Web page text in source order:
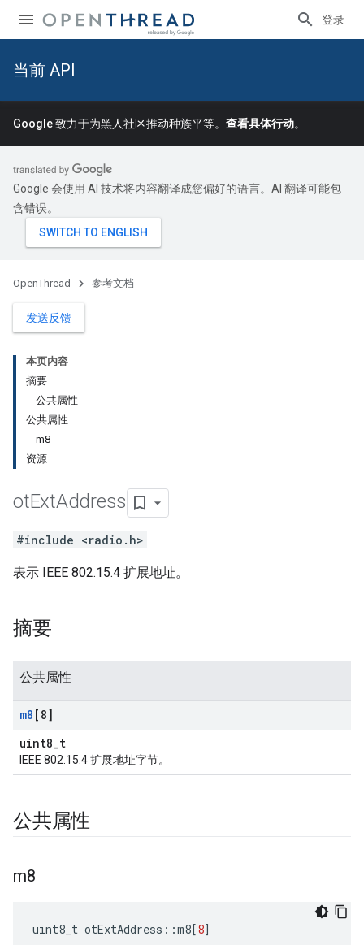
登录
当前 API
Google 致力于为黑人社区推动种族平等。 查看具体行动。
Google 会使用 AI 技术将内容翻译成您偏好的语言。AI 翻译可能包
含错误。
OpenThread 参考文档
发送反馈
本页内容
摘要
公共属性
公共属性
m8
资源
otExtAddress
#include <radio.h>
表示 IEEE 802.15.4 扩展地址。
摘要
公共属性
m8 [8]
uint8_t
IEEE 802.15.4 扩展地址字节。
公共属性
m8
uint8_t otExtAddress ::m8[8]